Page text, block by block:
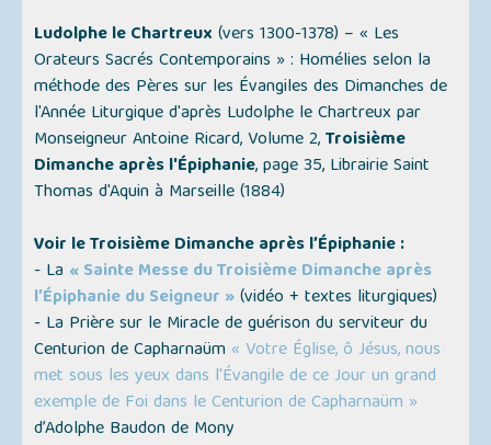
Ludolphe le Chartreux (vers 1300-1378) –« Les
Orateurs Sacrés Contemporains »: Homélies selon la
méthode des Pères sur les Évangiles des Dimanches de
l'Année Liturgique d'après Ludolphe le Chartreux par
Monseigneur Antoine Ricard, Volume 2,Troisième
Dimanche après l'Épiphanie, page 35, Librairie Saint
Thomas d'Aquin à Marseille (1884)
Voir le Troisième Dimanche après l’Épiphanie :
- La « Sainte Messe du Troisième Dimanche après
l’Épiphanie du Seigneur »(vidéo + textes liturgiques)
- La Prière sur le Miracle de guérison du serviteur du
Centurion de Capharnaüm « Votre Église, ô Jésus, nous
met sous les yeux dans l'Évangile de ce Jour un grand
exemple de Foi dans le Centurion de Capharnaüm »
d’Adolphe Baudon de Mony